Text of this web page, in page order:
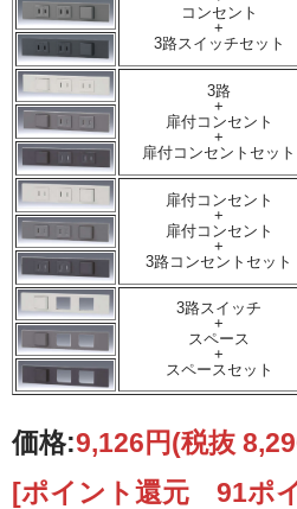
コンセント
+
3路スイッチセット
3路
+
扉付コンセント
+
扉付コンセントセット
扉付コンセント
+
扉付コンセント
+
3路コンセントセット
3路スイッチ
+
スペース
+
スペースセット
価格:9,126円(税抜
[ポイント還元 91ポ